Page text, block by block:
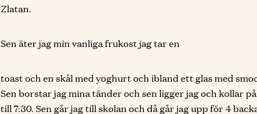
Zlatan.
Sen äter jag min vanliga frukost jag tar en
toast och en skål med yoghurt och ibland ett glas med
Sen borstar jag mina tänder och sen ligger jag och kollar
till 7:30. Sen går jag till skolan och då går jag upp för 4